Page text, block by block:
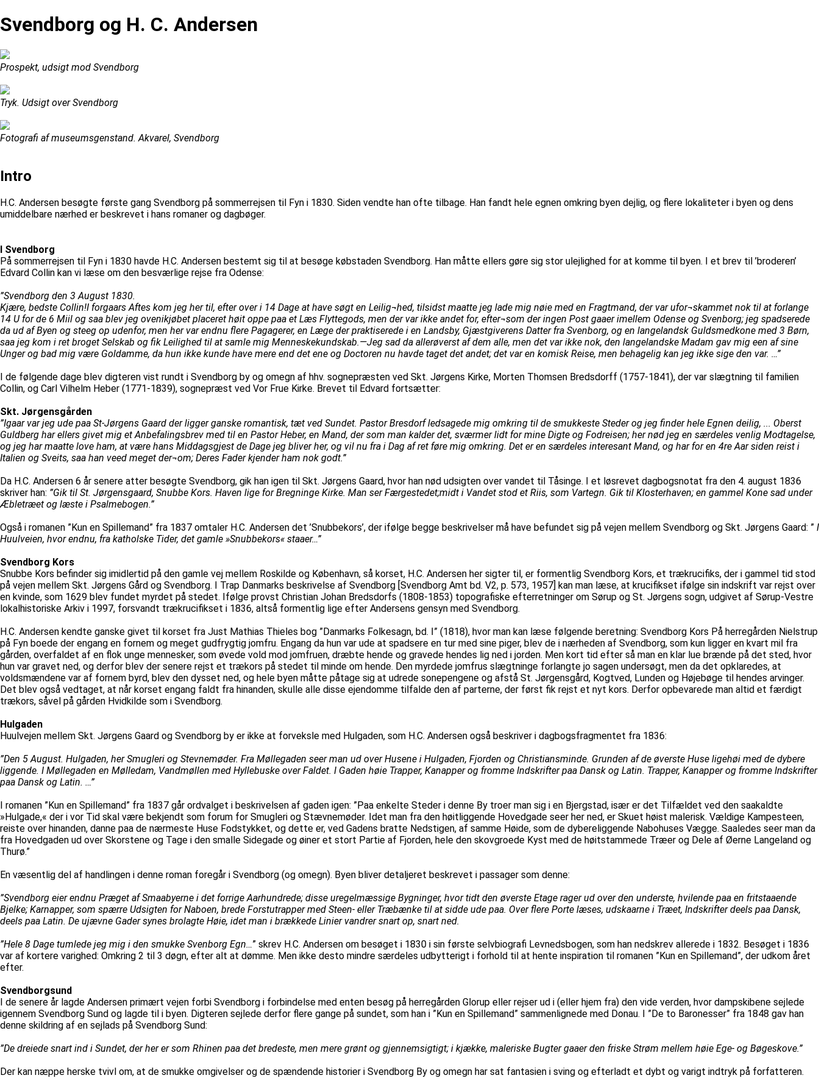
Svendborg og H. C. Andersen
Prospekt, udsigt mod Svendborg
Tryk. Udsigt over Svendborg
Fotografi af museumsgenstand. Akvarel, Svendborg
Intro
H.C. Andersen besøgte første gang Svendborg på sommerrejsen til Fyn i 1830. Siden vendte han ofte tilbage. Han fandt hele egnen omkring byen dejlig, og flere lokaliteter i byen og dens
umiddelbare nærhed er beskrevet i hans romaner og dagbøger.
I Svendborg
På sommerrejsen til Fyn i 1830 havde H.C. Andersen bestemt sig til at besøge købstaden Svendborg. Han måtte ellers gøre sig stor ulejlighed for at komme til byen. I et brev til ’broderen’
Edvard Collin kan vi læse om den besværlige rejse fra Odense:
”Svendborg den 3 August 1830.
Kjære, bedste Collin!I forgaars Aftes kom jeg her til, efter over i 14 Dage at have søgt en Leilig¬hed, tilsidst maatte jeg lade mig nøie med en Fragtmand, der var ufor¬skammet nok til at forlange
14 U for de 6 Miil og saa blev jeg ovenikjøbet placeret høit oppe paa et Læs Flyttegods, men der var ikke andet for, efter¬som der ingen Post gaaer imellem Odense og Svenborg; jeg spadserede
da ud af Byen og steeg op udenfor, men her var endnu flere Pagagerer, en Læge der praktiserede i en Landsby, Gjæstgiverens Datter fra Svenborg, og en langelandsk Guldsmedkone med 3 Børn,
saa jeg kom i ret broget Selskab og fik Leilighed til at samle mig Menneskekundskab.—Jeg sad da allerøverst af dem alle, men det var ikke nok, den langelandske Madam gav mig een af sine
Unger og bad mig være Goldamme, da hun ikke kunde have mere end det ene og Doctoren nu havde taget det andet; det var en komisk Reise, men behagelig kan jeg ikke sige den var. …”
I de følgende dage blev digteren vist rundt i Svendborg by og omegn af hhv. sognepræsten ved Skt. Jørgens Kirke, Morten Thomsen Bredsdorff (1757-1841), der var slægtning til familien
Collin, og Carl Vilhelm Heber (1771-1839), sognepræst ved Vor Frue Kirke. Brevet til Edvard fortsætter:
Skt. Jørgensgården
”Igaar var jeg ude paa St-Jørgens Gaard der ligger ganske romantisk, tæt ved Sundet. Pastor Bresdorf ledsagede mig omkring til de smukkeste Steder og jeg finder hele Egnen deilig, ... Oberst
Guldberg har ellers givet mig et Anbefalingsbrev med til en Pastor Heber, en Mand, der som man kalder det, sværmer lidt for mine Digte og Fodreisen; her nød jeg en særdeles venlig Modtagelse,
og jeg har maatte love ham, at være hans Middagsgjest de Dage jeg bliver her, og vil nu fra i Dag af ret føre mig omkring. Det er en særdeles interesant Mand, og har for en 4re Aar siden reist i
Italien og Sveits, saa han veed meget der¬om; Deres Fader kjender ham nok godt.”
Da H.C. Andersen 6 år senere atter besøgte Svendborg, gik han igen til Skt. Jørgens Gaard, hvor han nød udsigten over vandet til Tåsinge. I et løsrevet dagbogsnotat fra den 4. august 1836
skriver han: ”Gik til St. Jørgensgaard, Snubbe Kors. Haven lige for Bregninge Kirke. Man ser Færgestedet;midt i Vandet stod et Riis, som Vartegn. Gik til Klosterhaven; en gammel Kone sad under
Æbletræet og læste i Psalmebogen.”
Også i romanen ”Kun en Spillemand” fra 1837 omtaler H.C. Andersen det ’Snubbekors’, der ifølge begge beskrivelser må have befundet sig på vejen mellem Svendborg og Skt. Jørgens Gaard: ” I
Huulveien, hvor endnu, fra katholske Tider, det gamle »Snubbekors« staaer…”
Svendborg Kors
Snubbe Kors befinder sig imidlertid på den gamle vej mellem Roskilde og København, så korset, H.C. Andersen her sigter til, er formentlig Svendborg Kors, et trækrucifiks, der i gammel tid stod
på vejen mellem Skt. Jørgens Gård og Svendborg. I Trap Danmarks beskrivelse af Svendborg [Svendborg Amt bd. V2, p. 573, 1957] kan man læse, at krucifikset ifølge sin indskrift var rejst over
en kvinde, som 1629 blev fundet myrdet på stedet. Ifølge provst Christian Johan Bredsdorfs (1808-1853) topografiske efterretninger om Sørup og St. Jørgens sogn, udgivet af Sørup-Vestre
lokalhistoriske Arkiv i 1997, forsvandt trækrucifikset i 1836, altså formentlig lige efter Andersens gensyn med Svendborg.
H.C. Andersen kendte ganske givet til korset fra Just Mathias Thieles bog ”Danmarks Folkesagn, bd. I” (1818), hvor man kan læse følgende beretning: Svendborg Kors På herregården Nielstrup
på Fyn boede der engang en fornem og meget gudfrygtig jomfru. Engang da hun var ude at spadsere en tur med sine piger, blev de i nærheden af Svendborg, som kun ligger en kvart mil fra
gården, overfaldet af en flok unge mennesker, som øvede vold mod jomfruen, dræbte hende og gravede hendes lig ned i jorden. Men kort tid efter så man en klar lue brænde på det sted, hvor
hun var gravet ned, og derfor blev der senere rejst et trækors på stedet til minde om hende. Den myrdede jomfrus slægtninge forlangte jo sagen undersøgt, men da det opklaredes, at
voldsmændene var af fornem byrd, blev den dysset ned, og hele byen måtte påtage sig at udrede sonepengene og afstå St. Jørgensgård, Kogtved, Lunden og Højebøge til hendes arvinger.
Det blev også vedtaget, at når korset engang faldt fra hinanden, skulle alle disse ejendomme tilfalde den af parterne, der først fik rejst et nyt kors. Derfor opbevarede man altid et færdigt
trækors, såvel på gården Hvidkilde som i Svendborg.
Hulgaden
Huulvejen mellem Skt. Jørgens Gaard og Svendborg by er ikke at forveksle med Hulgaden, som H.C. Andersen også beskriver i dagbogsfragmentet fra 1836:
”Den 5 August. Hulgaden, her Smugleri og Stevnemøder. Fra Møllegaden seer man ud over Husene i Hulgaden, Fjorden og Christiansminde. Grunden af de øverste Huse ligehøi med de dybere
liggende. I Møllegaden en Mølledam, Vandmøllen med Hyllebuske over Faldet. I Gaden høie Trapper, Kanapper og fromme Indskrifter paa Dansk og Latin. Trapper, Kanapper og fromme Indskrifter
paa Dansk og Latin. …”
I romanen ”Kun en Spillemand” fra 1837 går ordvalget i beskrivelsen af gaden igen: ”Paa enkelte Steder i denne By troer man sig i en Bjergstad, især er det Tilfældet ved den saakaldte
»Hulgade,« der i vor Tid skal være bekjendt som forum for Smugleri og Stævnemøder. Idet man fra den høitliggende Hovedgade seer her ned, er Skuet høist malerisk. Vældige Kampesteen,
reiste over hinanden, danne paa de nærmeste Huse Fodstykket, og dette er, ved Gadens bratte Nedstigen, af samme Høide, som de dybereliggende Nabohuses Vægge. Saaledes seer man da
fra Hovedgaden ud over Skorstene og Tage i den smalle Sidegade og øiner et stort Partie af Fjorden, hele den skovgroede Kyst med de høitstammede Træer og Dele af Øerne Langeland og
Thurø.”
En væsentlig del af handlingen i denne roman foregår i Svendborg (og omegn). Byen bliver detaljeret beskrevet i passager som denne:
”Svendborg eier endnu Præget af Smaabyerne i det forrige Aarhundrede; disse uregelmæssige Bygninger, hvor tidt den øverste Etage rager ud over den underste, hvilende paa en fritstaaende
Bjelke; Karnapper, som spærre Udsigten for Naboen, brede Forstutrapper med Steen- eller Træbænke til at sidde ude paa. Over flere Porte læses, udskaarne i Træet, Indskrifter deels paa Dansk,
deels paa Latin. De ujævne Gader synes brolagte Høie, idet man i brækkede Linier vandrer snart op, snart ned.
”Hele 8 Dage tumlede jeg mig i den smukke Svenborg Egn…” skrev H.C. Andersen om besøget i 1830 i sin første selvbiografi Levnedsbogen, som han nedskrev allerede i 1832. Besøget i 1836
var af kortere varighed: Omkring 2 til 3 døgn, efter alt at dømme. Men ikke desto mindre særdeles udbytterigt i forhold til at hente inspiration til romanen ”Kun en Spillemand”, der udkom året
efter.
Svendborgsund
I de senere år lagde Andersen primært vejen forbi Svendborg i forbindelse med enten besøg på herregården Glorup eller rejser ud i (eller hjem fra) den vide verden, hvor dampskibene sejlede
igennem Svendborg Sund og lagde til i byen. Digteren sejlede derfor flere gange på sundet, som han i ”Kun en Spillemand” sammenlignede med Donau. I ”De to Baronesser” fra 1848 gav han
denne skildring af en sejlads på Svendborg Sund:
”De dreiede snart ind i Sundet, der her er som Rhinen paa det bredeste, men mere grønt og gjennemsigtigt; i kjække, maleriske Bugter gaaer den friske Strøm mellem høie Ege- og Bøgeskove.”
Der kan næppe herske tvivl om, at de smukke omgivelser og de spændende historier i Svendborg By og omegn har sat fantasien i sving og efterladt et dybt og varigt indtryk på forfatteren.